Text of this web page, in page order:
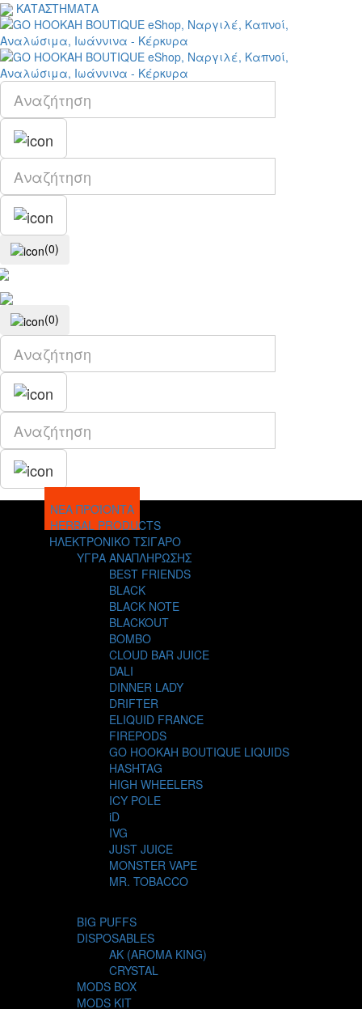
ΚΑΤΑΣΤΗΜΑΤΑ
(0)
(0)
ΝΕΑ ΠΡΟΪΟΝΤΑ
HERBAL PRODUCTS
ΗΛΕΚΤΡΟΝΙΚΟ ΤΣΙΓΑΡΟ
ΥΓΡΑ ΑΝΑΠΛΗΡΩΣΗΣ
BEST FRIENDS
BLACK
BLACK NOTE
BLACKOUT
BOMBO
CLOUD BAR JUICE
DALI
DINNER LADY
DRIFTER
ELIQUID FRANCE
FIREPODS
GO HOOKAH BOUTIQUE LIQUIDS
HASHTAG
HIGH WHEELERS
ICY POLE
iD
IVG
JUST JUICE
MONSTER VAPE
MR. TOBACCO
NUBO
OMERTA LIQUIDS
OPMH PROJECT
S-ELF JUICE
SADBOY
BIG PUFFS
DISPOSABLES
AK (AROMA KING)
CRYSTAL
MODS BOX
MODS KIT